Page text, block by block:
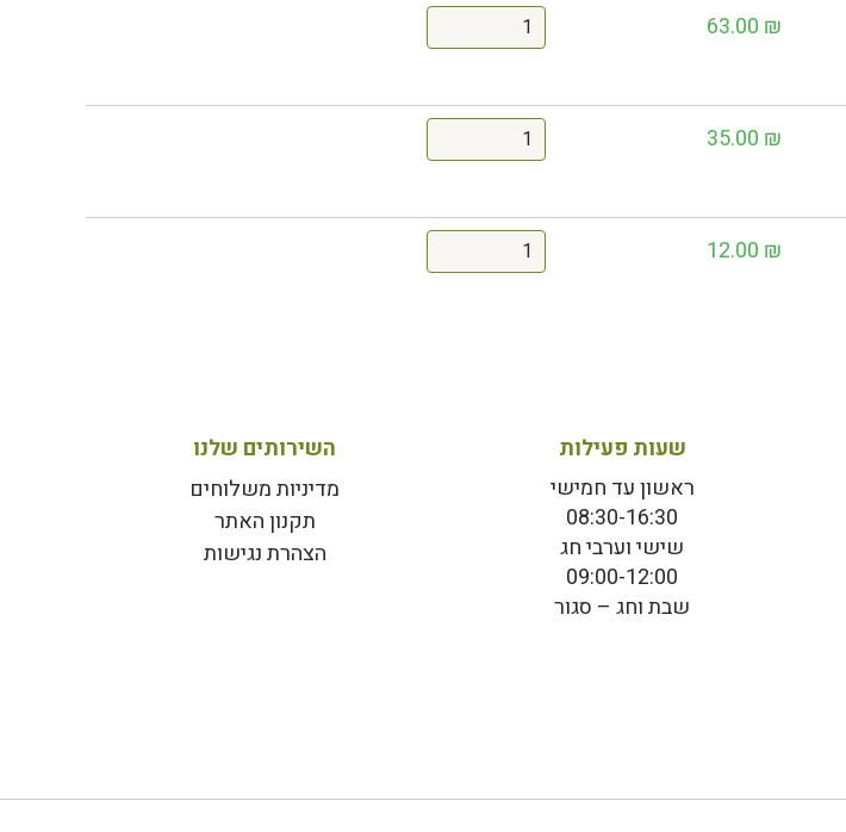
63.00 ₪
35.00 ₪
12.00 ₪
שעות פעילות
ראשון עד חמישי
08:30-16:30
שישי וערבי חג
09:00-12:00
שבת וחג – סגור
השירותים שלנו
מדיניות משלוחים
תקנון האתר
הצהרת נגישות